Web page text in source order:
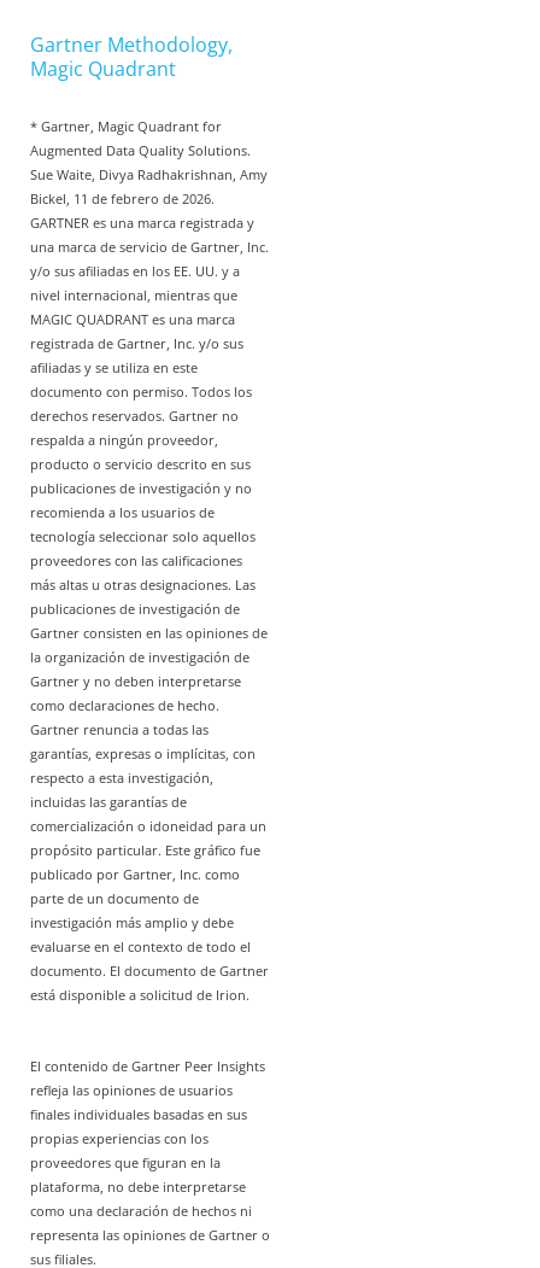
Gartner Methodology,
Magic Quadrant
* Gartner, Magic Quadrant for
Augmented Data Quality Solutions.
Sue Waite, Divya Radhakrishnan, Amy
Bickel, 11 de febrero de 2026.
GARTNER es una marca registrada y
una marca de servicio de Gartner, Inc.
y/o sus afiliadas en los EE. UU. y a
nivel internacional, mientras que
MAGIC QUADRANT es una marca
registrada de Gartner, Inc. y/o sus
afiliadas y se utiliza en este
documento con permiso. Todos los
derechos reservados. Gartner no
respalda a ningún proveedor,
producto o servicio descrito en sus
publicaciones de investigación y no
recomienda a los usuarios de
tecnología seleccionar solo aquellos
proveedores con las calificaciones
más altas u otras designaciones. Las
publicaciones de investigación de
Gartner consisten en las opiniones de
la organización de investigación de
Gartner y no deben interpretarse
como declaraciones de hecho.
Gartner renuncia a todas las
garantías, expresas o implícitas, con
respecto a esta investigación,
incluidas las garantías de
comercialización o idoneidad para un
propósito particular. Este gráfico fue
publicado por Gartner, Inc. como
parte de un documento de
investigación más amplio y debe
evaluarse en el contexto de todo el
documento. El documento de Gartner
está disponible a solicitud de Irion.
El contenido de Gartner Peer Insights
refleja las opiniones de usuarios
finales individuales basadas en sus
propias experiencias con los
proveedores que figuran en la
plataforma, no debe interpretarse
como una declaración de hechos ni
representa las opiniones de Gartner o
sus filiales.